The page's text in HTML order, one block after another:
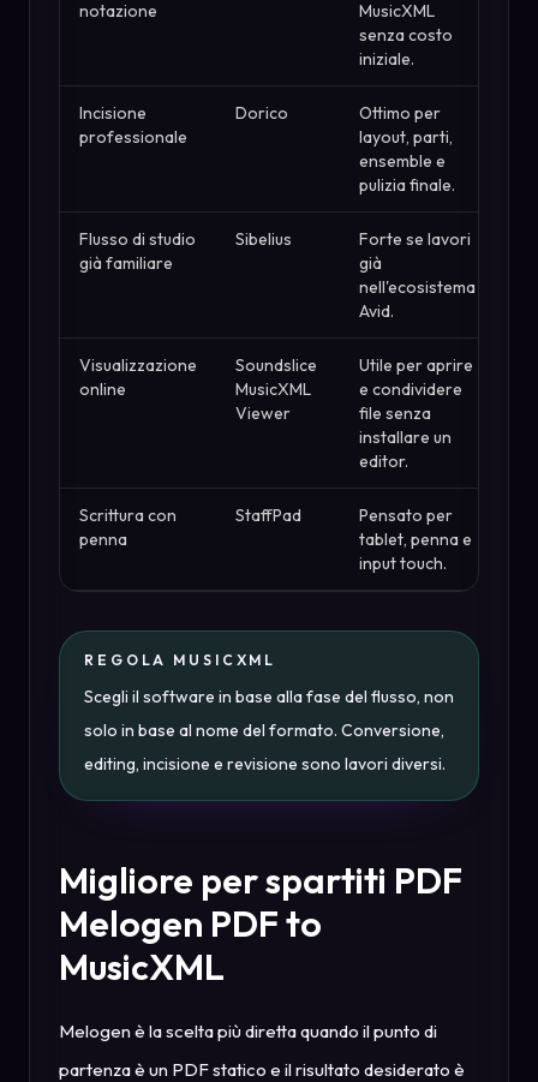
notazione
MusicXML
senza costo
iniziale.
Incisione
professionale
Dorico
Ottimo per
layout, parti,
ensemble e
pulizia finale.
Flusso di studio
già familiare
Sibelius
Forte se lavori
già
nell'ecosistema
Avid.
Visualizzazione
online
Soundslice
MusicXML
Viewer
Utile per aprire
e condividere
file senza
installare un
editor.
Scrittura con
penna
StaffPad
Pensato per
tablet, penna e
input touch.
REGOLA MUSICXML
Scegli il software in base alla fase del flusso, non
solo in base al nome del formato. Conversione,
editing, incisione e revisione sono lavori diversi.
Migliore per spartiti PDF
Melogen PDF to
MusicXML
Melogen è la scelta più diretta quando il punto di
partenza è un PDF statico e il risultato desiderato è